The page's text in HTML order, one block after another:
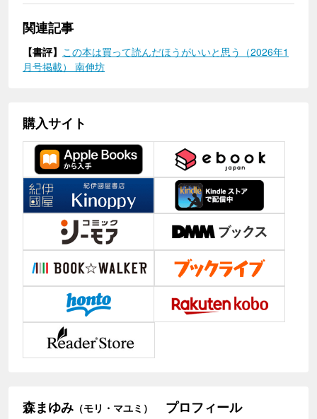
関連記事
【書評】 この本は買って読んだほうがいいと思う（2026年1
月号掲載） 南伸坊
購入サイト
森まゆみ （モリ・マユミ） プロフィール